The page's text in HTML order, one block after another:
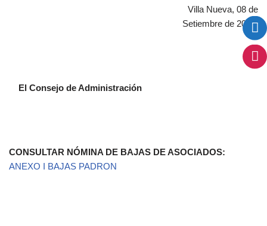
Villa Nueva, 08 de
Setiembre de 2025.
El Consejo de Administración
CONSULTAR NÓMINA DE BAJAS DE ASOCIADOS:
ANEXO I BAJAS PADRON